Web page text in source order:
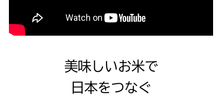
美味しいお米で
日本をつなぐ